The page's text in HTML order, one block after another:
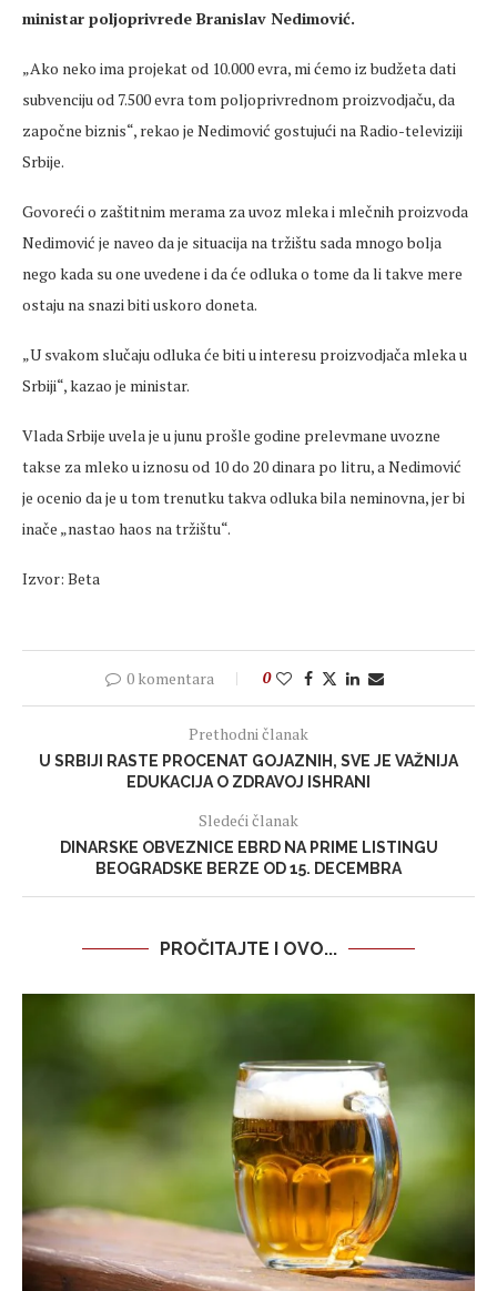
ministar poljoprivrede Branislav Nedimović.
„Ako neko ima projekat od 10.000 evra, mi ćemo iz budžeta dati
subvenciju od 7.500 evra tom poljoprivrednom proizvodjaču, da
započne biznis“, rekao je Nedimović gostujući na Radio-televiziji
Srbije.
Govoreći o zaštitnim merama za uvoz mleka i mlečnih proizvoda
Nedimović je naveo da je situacija na tržištu sada mnogo bolja
nego kada su one uvedene i da će odluka o tome da li takve mere
ostaju na snazi biti uskoro doneta.
„U svakom slučaju odluka će biti u interesu proizvodjača mleka u
Srbiji“, kazao je ministar.
Vlada Srbije uvela je u junu prošle godine prelevmane uvozne
takse za mleko u iznosu od 10 do 20 dinara po litru, a Nedimović
je ocenio da je u tom trenutku takva odluka bila neminovna, jer bi
inače „nastao haos na tržištu“.
Izvor: Beta
0 komentara 0
Prethodni članak
U SRBIJI RASTE PROCENAT GOJAZNIH, SVE JE VAŽNIJA
EDUKACIJA O ZDRAVOJ ISHRANI
Sledeći članak
DINARSKE OBVEZNICE EBRD NA PRIME LISTINGU
BEOGRADSKE BERZE OD 15. DECEMBRA
PROČITAJTE I OVO...